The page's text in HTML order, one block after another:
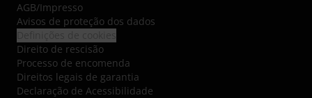
AGB/Impresso
Avisos de proteção dos dados
Direito de rescisão
Processo de encomenda
Direitos legais de garantia
Declaração de Acessibilidade